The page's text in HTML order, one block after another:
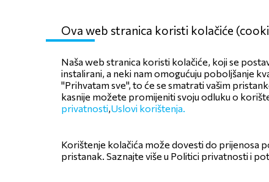
Medijski
Pravila privatnosti Politika kolačića
Ova web stranica koristi kolačiće
Naša web stranica koristi kolačiće, koji se
instalirani, a neki nam omogućuju poboljšanje
"Prihvatam sve", to će se smatrati vašim
kasnije možete promijeniti svoju odluku o
privatnosti,Uslovi korištenja.
Korištenje kolačića može dovesti do prijenosa
pristanak. Saznajte više u Politici privatnosti i